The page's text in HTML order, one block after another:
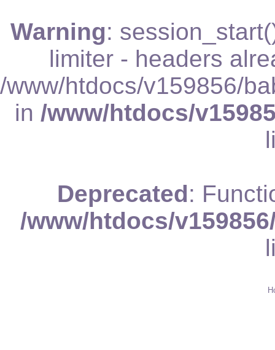
Warning:
limiter - headers
/www/htdocs/v159856/
in /www/htdocs/
Deprecated:
/www/htdocs/